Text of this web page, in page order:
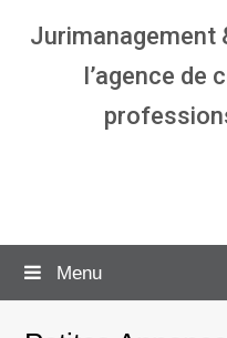
Jurimanagement
l’agence de
Menu